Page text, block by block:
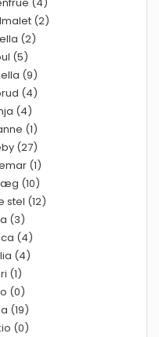
(2)
(2)
(5)
(9)
(4)
(4)
(1)
(27)
(1)
(10)
stel (12)
(3)
(4)
(4)
(1)
(0)
(19)
(0)